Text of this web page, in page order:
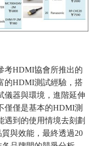
考HDMI協會所推出的
的HDMI測試經驗，搭
儀器與環境，進階延伸
僅僅是基本的HDMI測
遇到的使用情境去刻劃
與效能，最終透過20